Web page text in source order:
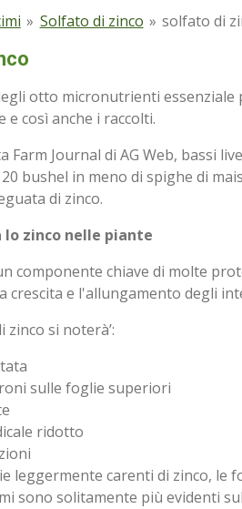
» Solfato di zinco » solfato di
otto micronutrienti essenziale
e così anche i raccolti.
Farm Journal di AG Web, bassi
20 bushel in meno di spighe di
di zinco.
lo zinco nelle piante
componente chiave di molte
crescita e l'allungamento degli
zinco si noterà’:
sulle foglie superiori
ridotto
leggermente carenti di zinco, le
sono solitamente più evidenti